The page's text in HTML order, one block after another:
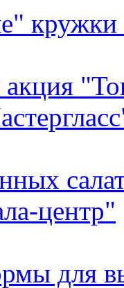
кружки
центр"
для